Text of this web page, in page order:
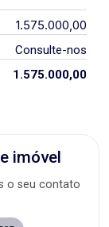
1.575.000,00
Consulte-nos
1.575.000,00
imóvel
o seu contato